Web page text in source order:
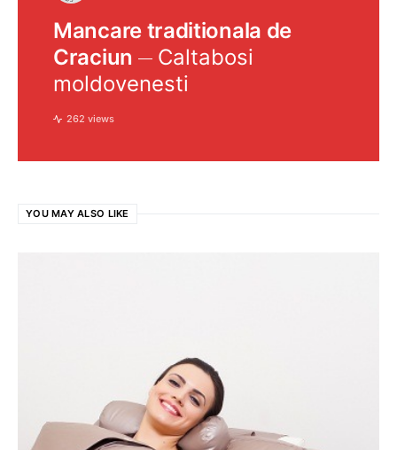
Mancare traditionala de
Craciun
Caltabosi
moldovenesti
262 views
YOU MAY ALSO LIKE